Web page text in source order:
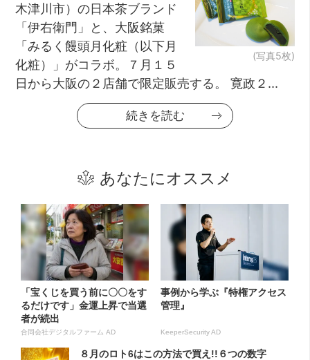
(写真5枚)
木津川市）の日本茶ブランド
「伊右衛門」と、大阪銘菓
「みるく饅頭月化粧（以下月
化粧）」がコラボ。７月１５
日から大阪の２店舗で限定販売する。 寛政２...
続きを読む
あなたにオススメ
「宝くじを買う前に〇〇をす
るだけです」金運上昇で当選
者が続出
合同会社デジタルファーム AD
事例から学ぶ『特権アクセス
管理』
KeeperSecurity AD
８月のロト6はこの方法で買え!!６つの数字